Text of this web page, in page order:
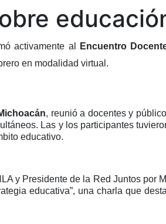
activamente al
Encuentro
en modalidad virtual.
, reunió a docentes y
Las y los participantes
educativo.
y Presidente de la Red Juntos por
educativa”, una charla que